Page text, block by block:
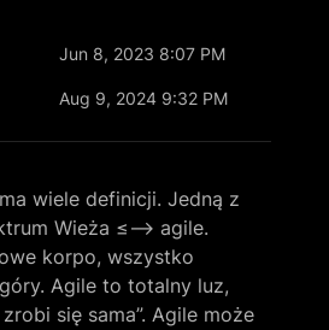
Jun 8, 2023 8:07 PM
Aug 9, 2024 9:32 PM
wiele definicji. Jedną z
Wieża ≤—-> agile.
korpo, wszystko
Agile to totalny luz,
się sama”. Agile może